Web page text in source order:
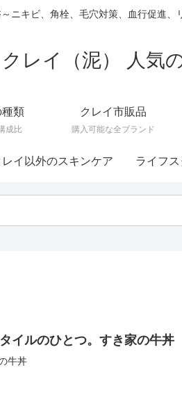
ニキビ、角栓、毛穴対策、血行促進、
クレイ（泥） 人気
種類
成比
クレイ市販品
購入可能な全ブランド
レイ以外のスキンケア ライフ
イルのひとつ。すき家の牛丼
牛丼